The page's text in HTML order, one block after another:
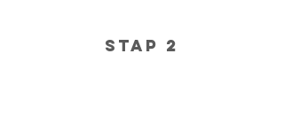
STAP 2